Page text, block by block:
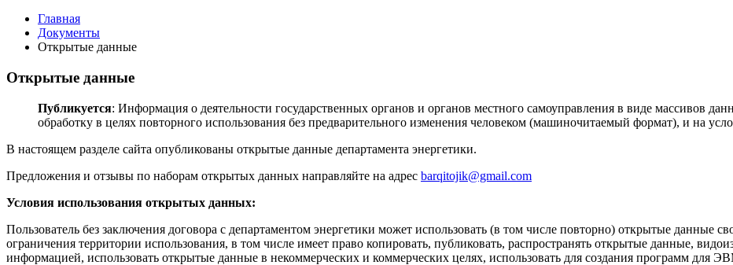
Главная
Документы
Открытые данные
Открытые данные
Публикуется: Информация о деятельности государственных органов и органов местного самоуправления в виде массивов
обработку в целях повторного использования без предварительного изменения человеком (машиночитаемый формат), и на
В настоящем разделе сайта опубликованы открытые данные департамента энергетики.
Предложения и отзывы по наборам открытых данных направляйте на адрес barqitojik@gmail.com
Условия использования открытых данных:
Пользователь без заключения договора с департаментом энергетики может использовать (в том числе повторно) открытые данные
ограничения территории использования, в том числе имеет право копировать, публиковать, распространять открытые данные,
информацией, использовать открытые данные в некоммерческих и коммерческих целях, использовать для создания программ для